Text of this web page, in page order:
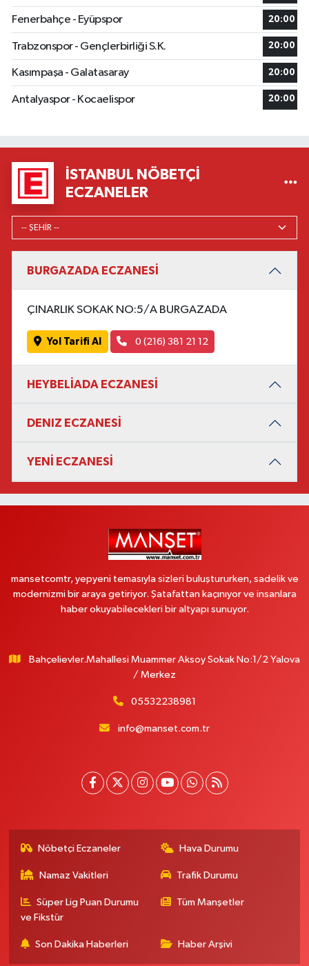
Fenerbahçe - Eyüpspor 20:00
Trabzonspor - Gençlerbirliği S.K. 20:00
Kasımpaşa - Galatasaray 20:00
Antalyaspor - Kocaelispor 20:00
İSTANBUL NÖBETÇI
ECZANELER
BURGAZADA ECZANESİ
ÇINARLIK SOKAK NO:5/A BURGAZADA
Yol Tarifi Al 0 (216) 381 21 12
HEYBELİADA ECZANESİ
DENIZ ECZANESİ
YENİ ECZANESİ
mansetcomtr, yepyeni temasıyla sizleri buluştururken, sadelik ve
modernizmi bir araya getiriyor. Şatafattan kaçınıyor ve insanlara
haber okuyabilecekleri bir altyapı sunuyor.
Bahçelievler.Mahallesi Muammer Aksoy Sokak No:1/2 Yalova
/ Merkez
05532238981
info@manset.com.tr
Nöbetçi Eczaneler Hava Durumu
Namaz Vakitleri Trafik Durumu
Süper Lig Puan Durumu
ve Fikstür
Tüm Manşetler
Son Dakika Haberleri Haber Arşivi